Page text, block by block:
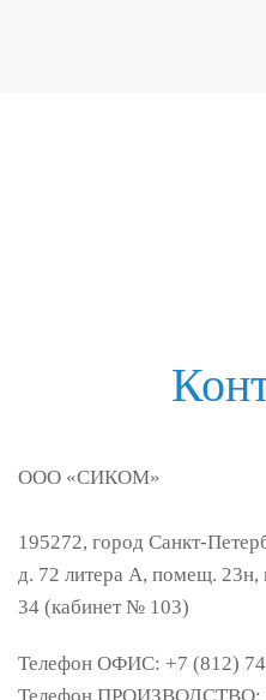
ООО «СИКОМ»
195272, город Санкт-
д. 72 литера А, помещ. 23н,
34 (кабинет № 103)
Телефон ОФИС: +7 (812)